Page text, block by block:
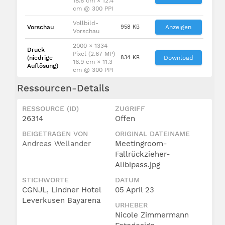
cm @ 300 PPI
Vorschau
Vollbild-
Vorschau
958 KB Anzeigen
Druck
(niedrige
Auflösung)
2000 × 1334
Pixel (2.67 MP)
16.9 cm × 11.3
cm @ 300 PPI
834 KB Download
Ressourcen-Details
RESSOURCE (ID)
26314
ZUGRIFF
Offen
BEIGETRAGEN VON
Andreas Wellander
ORIGINAL DATEINAME
Meetingroom-
Fallrückzieher-
Alibipass.jpg
STICHWORTE
CGNJL, Lindner Hotel
Leverkusen Bayarena
DATUM
05 April 23
URHEBER
Nicole Zimmermann